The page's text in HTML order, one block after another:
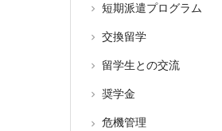
短期派遣プログラム
交換留学
留学生との交流
奨学金
危機管理